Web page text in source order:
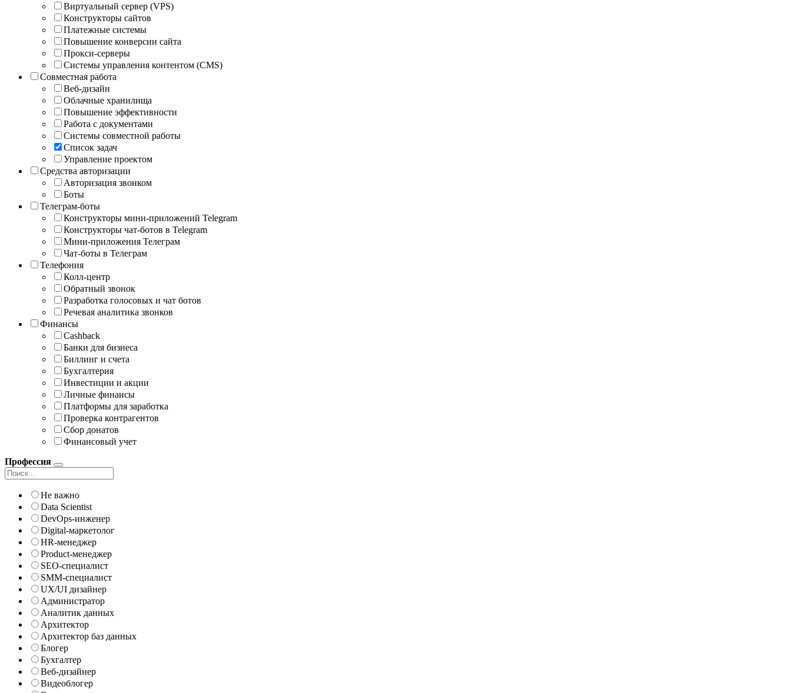
Виртуальный сервер (VPS)
Конструкторы сайтов
Платежные системы
Повышение конверсии сайта
Прокси-серверы
Системы управления контентом (CMS)
Совместная работа
Веб-дизайн
Облачные хранилища
Повышение эффективности
Работа с документами
Системы совместной работы
Список задач
Управление проектом
Средства авторизации
Авторизация звонком
Боты
Телеграм-боты
Конструкторы мини-приложений Telegram
Конструкторы чат-ботов в Telegram
Мини-приложения Телеграм
Чат-боты в Телеграм
Телефония
Колл-центр
Обратный звонок
Разработка голосовых и чат ботов
Речевая аналитика звонков
Финансы
Cashback
Банки для бизнеса
Биллинг и счета
Бухгалтерия
Инвестиции и акции
Личные финансы
Платформы для заработка
Проверка контрагентов
Сбор донатов
Финансовый учет
Профессия
Не важно
Data Scientist
DevOps-инженер
Digital-маркетолог
HR-менеджер
Product-менеджер
SEO-специалист
SMM-специалист
UX/UI дизайнер
Администратор
Аналитик данных
Архитектор
Архитектор баз данных
Блогер
Бухгалтер
Веб-дизайнер
Видеоблогер